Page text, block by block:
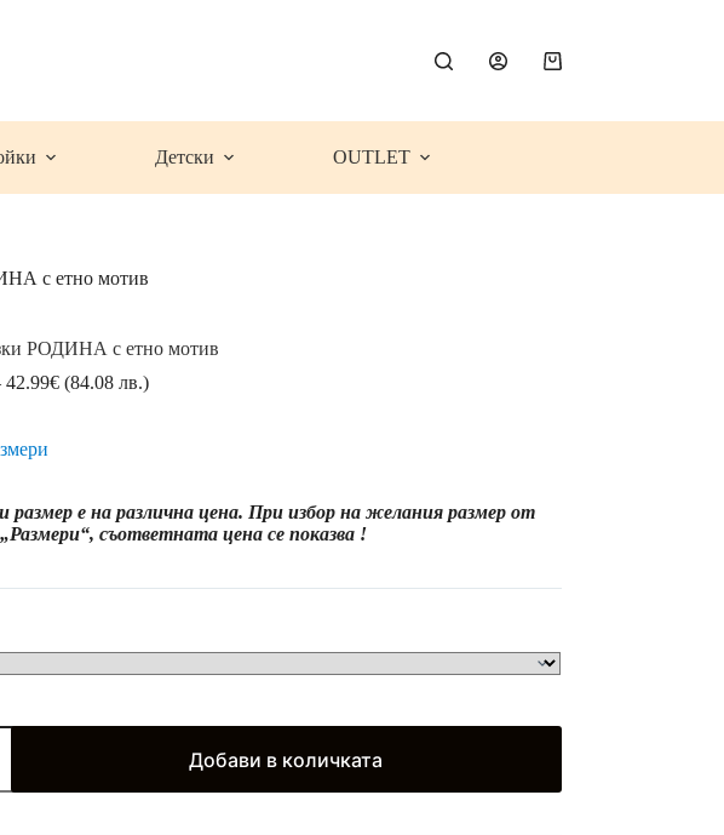
Shopping
Детски OUTLET
с етно мотив
РОДИНА с етно мотив
42.99€(84.08 лв.)Price
42.99€
(84.08
размер е на различна цена. При избор на желания размер от
съответната цена се показва !
Добави в количката